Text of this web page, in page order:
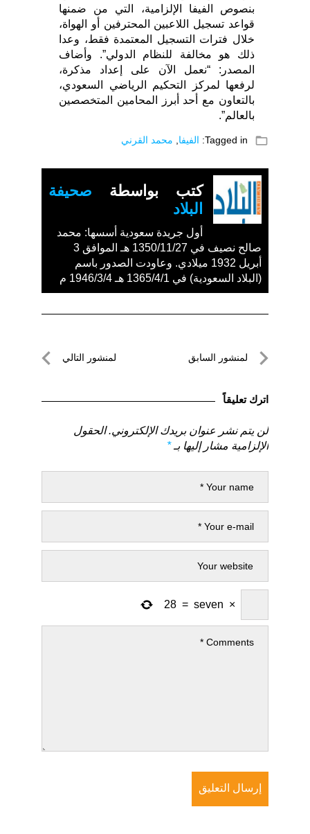
بنصوص الفيفا الإلزامية، التي من ضمنها
قواعد تسجيل اللاعبين المحترفين أو الهواة،
خلال فترات التسجيل المعتمدة فقط، وعدا
ذلك هو مخالفة للنظام الدولي”. وأضاف
المصدر: “نعمل الآن على إعداد مذكرة،
لرفعها لمركز التحكيم الرياضي السعودي،
بالتعاون مع أحد أبرز المحامين المتخصصين
بالعالم”.
folder_open
Tagged in: الفيفا محمد القرني
كتب بواسطة صحيفة
البلاد
أول جريدة سعودية أسسها: محمد
صالح نصيف في 1350/11/27 هـ الموافق 3
أبريل 1932 ميلادي. وعاودت الصدور باسم
(البلاد السعودية) في 1365/4/1 هـ 1946/3/4 م
تصفّحلمنشور السابق
السابق
لمنشور التالي
اترك تعليقاً
لن يتم نشر عنوان بريدك الإلكتروني. الحقول
الإلزامية مشار إليها بـ*
×
seven
=
28